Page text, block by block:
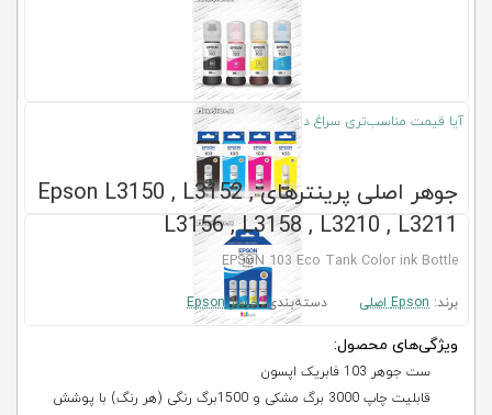
آیا قیمت مناسب‌تری سراغ دارید؟
جوهر اصلی پرینترهای Epson L3150 , L3152 ,
L3156 , L3158 , L3210 , L3211
EPSON 103 Eco Tank Color ink Bottle
برند: Epson اصلی دسته‌بندی:جوهر Epson
ویژگی‌های محصول:
ست جوهر 103 فابریک اپسون
قابلیت چاپ 3000 برگ مشکی و 1500برگ رنگی (هر رنگ) با پوشش